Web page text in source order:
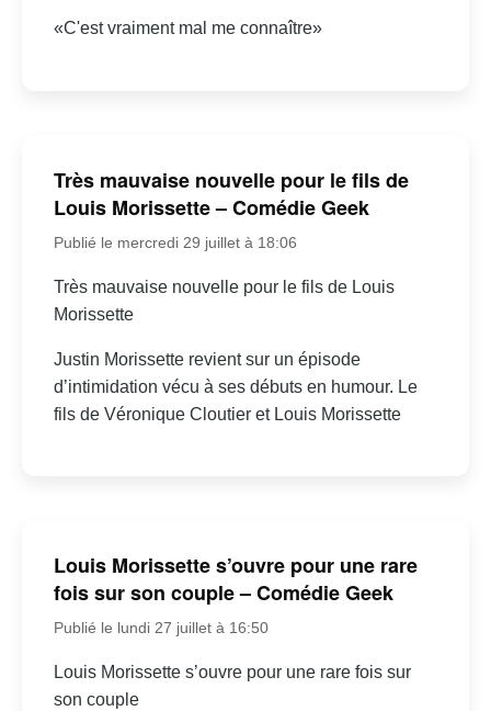
«C'est vraiment mal me connaître»
Très mauvaise nouvelle pour le fils de
Louis Morissette – Comédie Geek
Publié le mercredi 29 juillet à 18:06
Très mauvaise nouvelle pour le fils de Louis
Morissette
Justin Morissette revient sur un épisode
d’intimidation vécu à ses débuts en humour. Le
fils de Véronique Cloutier et Louis Morissette
Louis Morissette s’ouvre pour une rare
fois sur son couple – Comédie Geek
Publié le lundi 27 juillet à 16:50
Louis Morissette s’ouvre pour une rare fois sur
son couple